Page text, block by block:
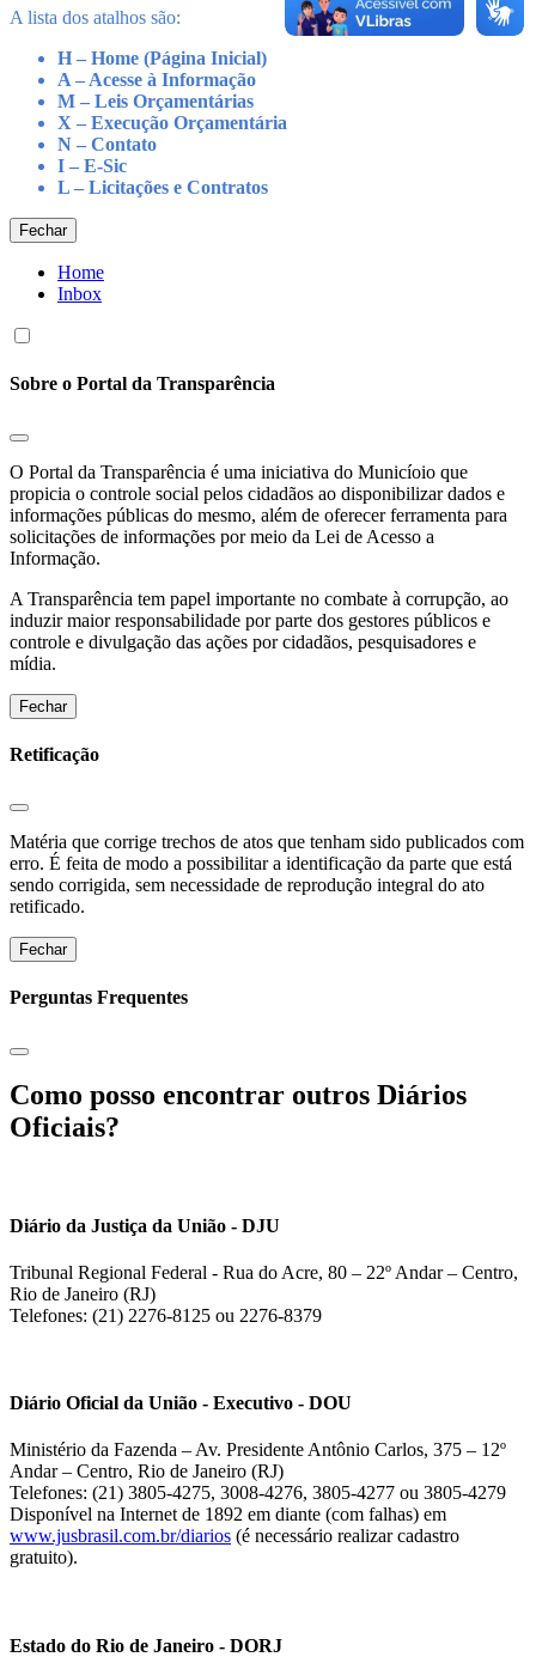
A lista dos atalhos são:
H – Home (Página Inicial)
A – Acesse à Informação
M – Leis Orçamentárias
X – Execução Orçamentária
N – Contato
I – E-Sic
L – Licitações e Contratos
Fechar
Home
Inbox
Sobre o Portal da Transparência
O Portal da Transparência é uma iniciativa do Municíoio que
propicia o controle social pelos cidadãos ao disponibilizar dados e
informações públicas do mesmo, além de oferecer ferramenta para
solicitações de informações por meio da Lei de Acesso a
Informação.
A Transparência tem papel importante no combate à corrupção, ao
induzir maior responsabilidade por parte dos gestores públicos e
controle e divulgação das ações por cidadãos, pesquisadores e
mídia.
Fechar
Retificação
Matéria que corrige trechos de atos que tenham sido publicados com
erro. É feita de modo a possibilitar a identificação da parte que está
sendo corrigida, sem necessidade de reprodução integral do ato
retificado.
Fechar
Perguntas Frequentes
Como posso encontrar outros Diários
Oficiais?
Diário da Justiça da União - DJU
Tribunal Regional Federal - Rua do Acre, 80 – 22º Andar – Centro,
Rio de Janeiro (RJ)
Telefones: (21) 2276-8125 ou 2276-8379
Diário Oficial da União - Executivo - DOU
Ministério da Fazenda – Av. Presidente Antônio Carlos, 375 – 12º
Andar – Centro, Rio de Janeiro (RJ)
Telefones: (21) 3805-4275, 3008-4276, 3805-4277 ou 3805-4279
Disponível na Internet de 1892 em diante (com falhas) em
www.jusbrasil.com.br/diarios (é necessário realizar cadastro
gratuito).
Estado do Rio de Janeiro - DORJ